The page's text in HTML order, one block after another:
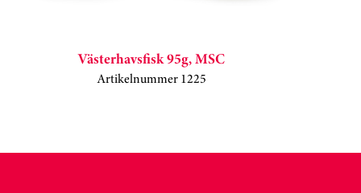
Västerhavsfisk 95g, MSC
Artikelnummer 1225